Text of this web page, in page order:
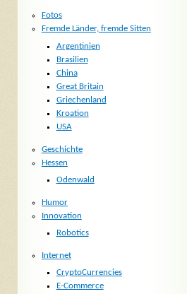
Fotos
Fremde Länder, fremde Sitten
Argentinien
Brasilien
China
Great Britain
Griechenland
Kroation
USA
Geschichte
Hessen
Odenwald
Humor
Innovation
Robotics
Internet
CryptoCurrencies
E-Commerce